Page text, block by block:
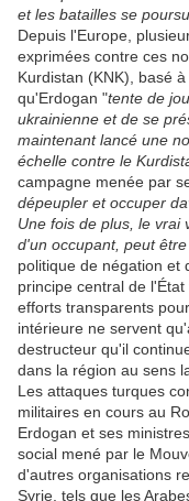
et les batailles se
Depuis l'Europe,
exprimées contre ces
Kurdistan (KNK), basé
qu'Erdogan "tente de
ukrainienne et de se
maintenant lancé une
échelle contre le
campagne menée par
dépeupler et occuper
Une fois de plus, le vrai
d'un occupant, peut
politique de négation et
principe central de
efforts transparents
intérieure ne servent
destructeur qu'il
dans la région au sens
Les attaques turques
militaires en cours au
Erdogan et ses
social mené par le
d'autres organisations
Syrie, tels que les